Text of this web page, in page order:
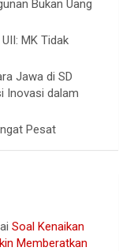
Bukan Uang
MK Tidak
Jawa di SD
Inovasi dalam
Pesat
Soal Kenaikan
Memberatkan